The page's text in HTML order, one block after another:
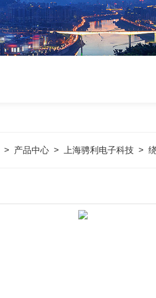
产品中心> 上海骋利电子科技 >